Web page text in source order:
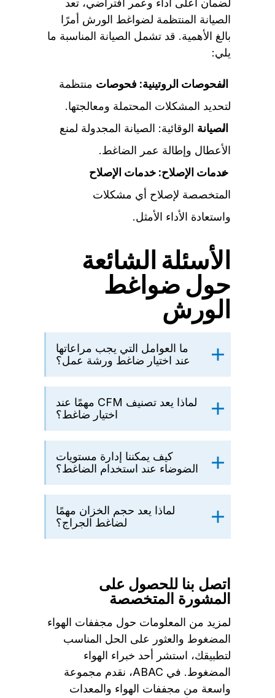
لضمان أعلى أداء وعمر افتراضي، تعد
الصيانة المنتظمة لضواغط الورش أمرًا
بالغ الأهمية. قد تشمل الصيانة المناسبة ما
يلي:
الفحوصات الروتينية: فحوصات منتظمة
لتحديد المشكلات المحتملة ومعالجتها.
الصيانة الوقائية: الصيانة المجدولة لمنع
الأعطال وإطالة عمر الضاغط.
خدمات الإصلاح: خدمات الإصلاح
المتخصصة لإصلاح أي مشكلات
واستعادة الأداء الأمثل.
الأسئلة الشائعة
حول ضواغط
الورش
ما العوامل التي يجب مراعاتها
عند اختيار ضاغط ورشة عمل؟
لماذا يعد تصنيف CFM مهمًا عند
اختيار ضاغط؟
كيف يمكننا إدارة مستويات
الضوضاء عند استخدام الضاغط؟
لماذا يعد حجم الخزان مهمًا
لضاغط الجراج؟
اتصل بنا للحصول على
المشورة المتخصصة
لمزيد من المعلومات حول مجففات الهواء
المضغوط والعثور على الحل المناسب
لتطبيقك، استشر أحد خبراء الهواء
المضغوط. في ABAC، نقدم مجموعة
واسعة من مجففات الهواء والمعدات